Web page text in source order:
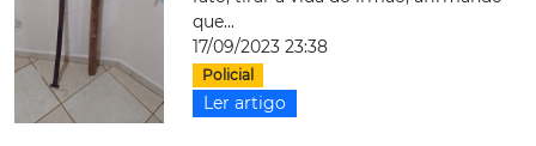
que...
17/09/2023 23:38
Policial
Ler artigo